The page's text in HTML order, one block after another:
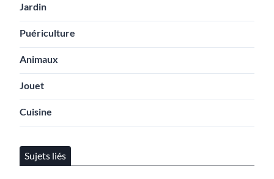
Jardin
Puériculture
Animaux
Jouet
Cuisine
Sujets liés